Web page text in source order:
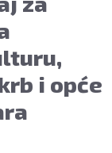
i opće